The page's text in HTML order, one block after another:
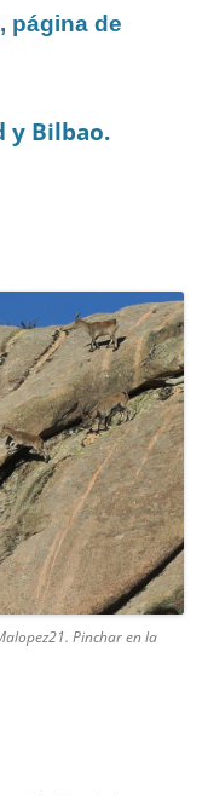
página de
y Bilbao.
Pinchar en la